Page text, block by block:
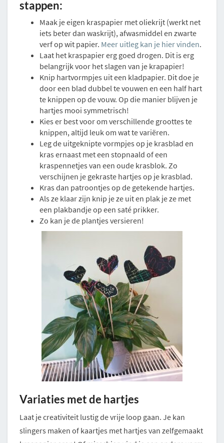
stappen:
Maak je eigen kraspapier met oliekrijt (werkt net
iets beter dan waskrijt), afwasmiddel en zwarte
verf op wit papier. Meer uitleg kan je hier vinden.
Laat het kraspapier erg goed drogen. Dit is erg
belangrijk voor het slagen van je krapapier!
Knip hartvormpjes uit een kladpapier. Dit doe je
door een blad dubbel te vouwen en een half hart
te knippen op de vouw. Op die manier blijven je
hartjes mooi symmetrisch!
Kies er best voor om verschillende groottes te
knippen, altijd leuk om wat te variëren.
Leg de uitgeknipte vormpjes op je krasblad en
kras ernaast met een stopnaald of een
kraspennetjes van een oude krasblok. Zo
verschijnen je gekraste hartjes op je krasblad.
Kras dan patroontjes op de getekende hartjes.
Als ze klaar zijn knip je ze uit en plak je ze met
een plakbandje op een saté prikker.
Zo kan je de plantjes versieren!
Variaties met de hartjes
Laat je creativiteit lustig de vrije loop gaan. Je kan
slingers maken of kaartjes met hartjes van zelfgemaakt